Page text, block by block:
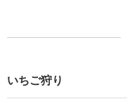
いちご狩り